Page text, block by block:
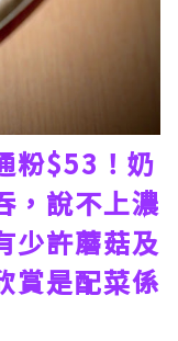
粉$53！奶
，說不上濃
少許蘑菇及
賞是配菜係